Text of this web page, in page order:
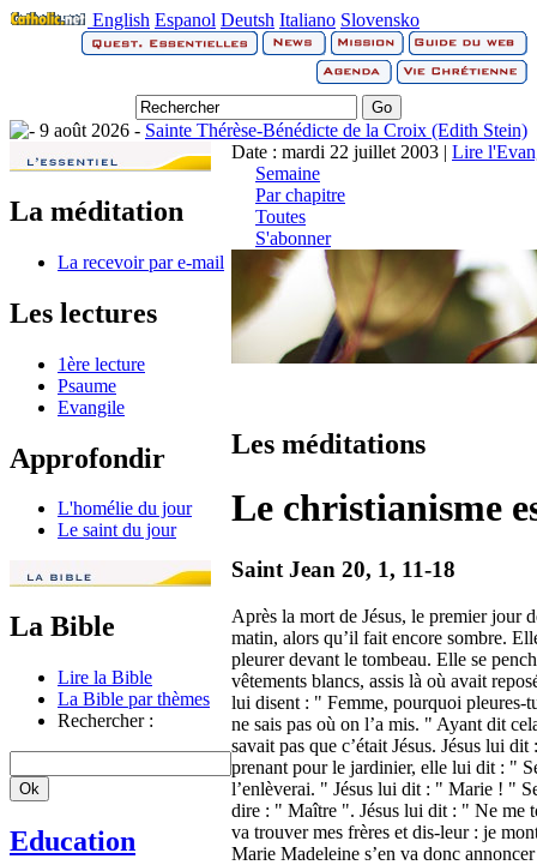
English Espanol Deutsh Italiano Slovensko
9 août 2026 - Sainte Thérèse-Bénédicte de la Croix (Edith Stein)
La méditation
La recevoir par e-mail
Les lectures
1ère lecture
Psaume
Evangile
Approfondir
L'homélie du jour
Le saint du jour
La Bible
Lire la Bible
La Bible par thèmes
Rechercher :
Education
Date : mardi 22 juillet 2003 | Lire
Semaine
Par chapitre
Toutes
S'abonner
Les méditations
Le christianisme
Saint Jean 20, 1, 11-18
Après la mort de Jésus, le premier jour
matin, alors qu’il fait encore sombre.
pleurer devant le tombeau. Elle se
vêtements blancs, assis là où avait
lui disent : " Femme, pourquoi pleures-
ne sais pas où on l’a mis. " Ayant dit
savait pas que c’était Jésus. Jésus lui
prenant pour le jardinier, elle lui dit : "
l’enlèverai. " Jésus lui dit : " Marie ! "
dire : " Maître ". Jésus lui dit : " Ne me
va trouver mes frères et dis-leur : je
Marie Madeleine s’en va donc